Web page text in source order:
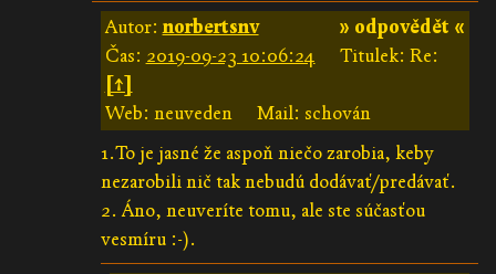
» odpovědět «
Autor:norbertsnv
Čas: 2019-09-23 10:06:24
Titulek: Re:
[↑]
Web: neuveden
Mail: schován
1.To je jasné že aspoň niečo zarobia, keby
nezarobili nič tak nebudú dodávať/predávať.
2. Áno, neuveríte tomu, ale ste súčasťou
vesmíru :-).